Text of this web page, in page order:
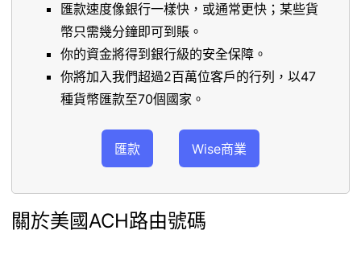
匯款速度像銀行一樣快，或通常更快；某些貨
幣只需幾分鐘即可到賬。
你的資金將得到銀行級的安全保障。
你將加入我們超過2百萬位客戶的行列，以47
種貨幣匯款至70個國家。
匯款 Wise商業
關於美國ACH路由號碼